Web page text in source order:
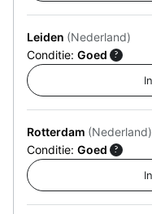
Leiden (Nederland)
Conditie: Goed ?
Rotterdam (Nederland)
Conditie: Goed ?